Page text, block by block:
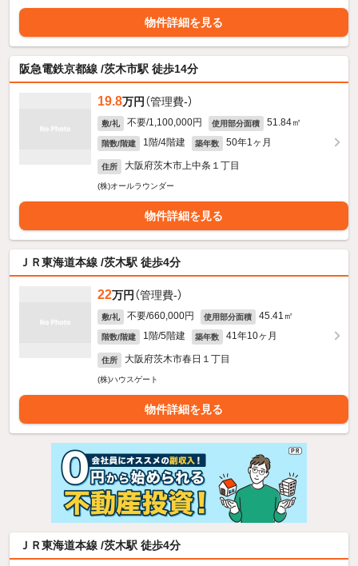
物件詳細を見る
阪急電鉄京都線 /茨木市駅 徒歩14分
19.8万円 （管理費-）
敷/礼 不要/1,100,000円 使用部分面積 51.84㎡
階数/階建 1階/4階建 築年数 50年1ヶ月
住所 大阪府茨木市上中条１丁目
(株)オールラウンダー
物件詳細を見る
ＪＲ東海道本線 /茨木駅 徒歩4分
22万円 （管理費-）
敷/礼 不要/660,000円 使用部分面積 45.41㎡
階数/階建 1階/5階建 築年数 41年10ヶ月
住所 大阪府茨木市春日１丁目
(株)ハウスゲート
物件詳細を見る
ＪＲ東海道本線 /茨木駅 徒歩4分